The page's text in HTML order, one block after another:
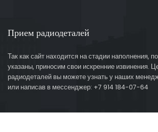
Прием радиодеталей
Так как сайт находится на стадии наполнения,
указаны, приносим свои искренние извинения.
радиодеталей вы можете узнать у наших
или написав в мессенджер: +7 914 184-07-64